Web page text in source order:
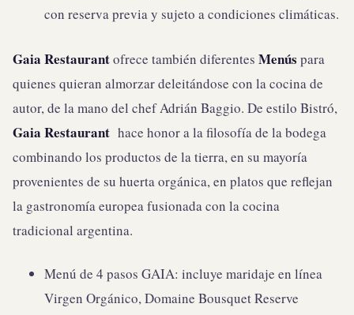
con reserva previa y sujeto a condiciones climáticas.
Gaia Restaurantofrece también diferentes Menús para
quienes quieran almorzar deleitándose con la cocina de
autor, de la mano del chef Adrián Baggio. De estilo Bistró,
Gaia Restaurant hace honor a la filosofía de la bodega
combinando los productos de la tierra, en su mayoría
provenientes de su huerta orgánica, en platos que reflejan
la gastronomía europea fusionada con la cocina
tradicional argentina.
Menú de 4 pasos GAIA: incluye maridaje en línea
Virgen Orgánico, Domaine Bousquet Reserve